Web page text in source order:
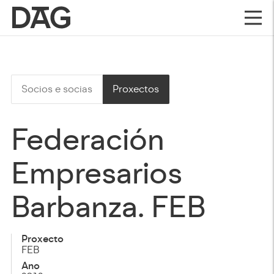
Socios e socias Proxectos
Federación
Empresarios
Barbanza. FEB
Proxecto
FEB
Ano